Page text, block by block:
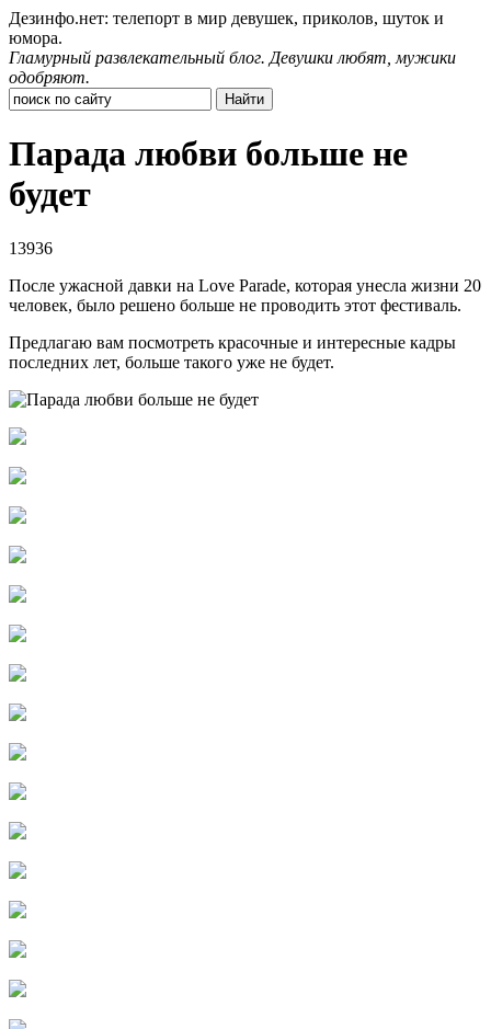
Дезинфо.нет: телепорт в мир девушек, приколов, шуток и
юмора.
Гламурный развлекательный блог. Девушки любят, мужики
одобряют.
Парада любви больше не
будет
13936
После ужасной давки на Love Parade, которая унесла жизни 20
человек, было решено больше не проводить этот фестиваль.
Предлагаю вам посмотреть красочные и интересные кадры
последних лет, больше такого уже не будет.